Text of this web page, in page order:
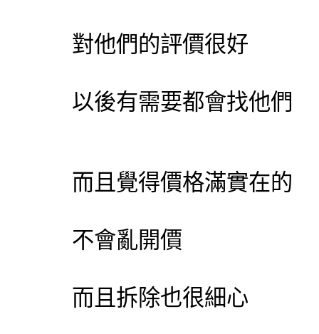
對他們的評價很好
以後有需要都會找他們
而且覺得價格滿實在的
不會亂開價
而且拆除也很細心